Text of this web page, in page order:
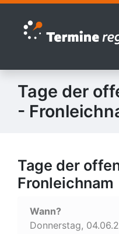
Zur Navigation springen
Zum Inhalt springen
Tage der
-
Tage der
Fronleichnam
Wann?
Donnerstag,